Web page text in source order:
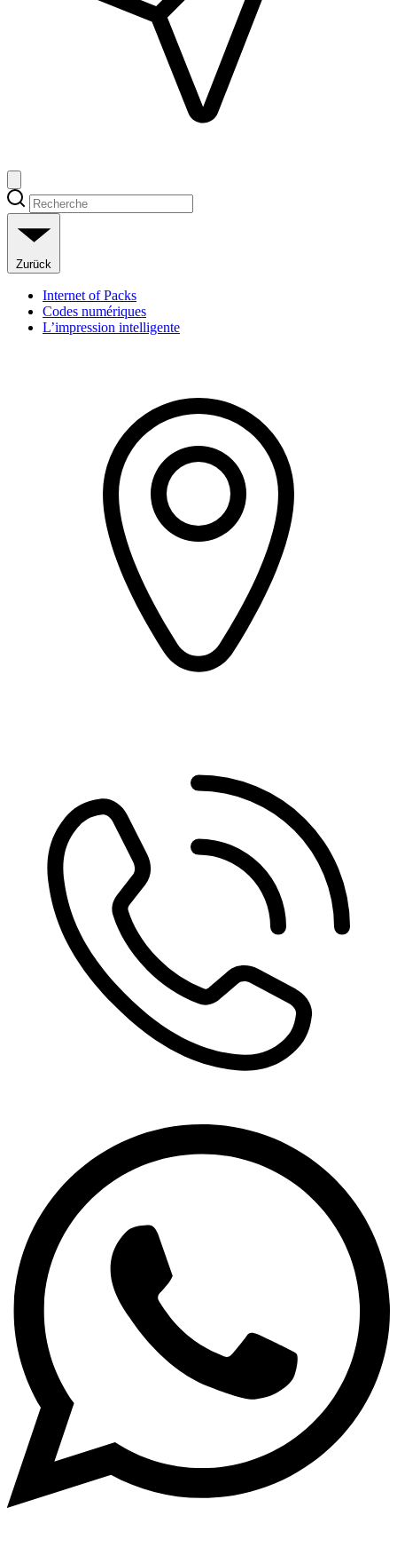
Zurück
Internet of Packs
Codes numériques
L’impression intelligente